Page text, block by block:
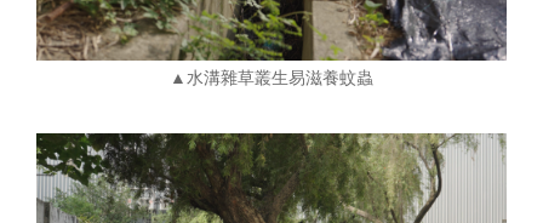
▲水溝雜草叢生易滋養蚊蟲